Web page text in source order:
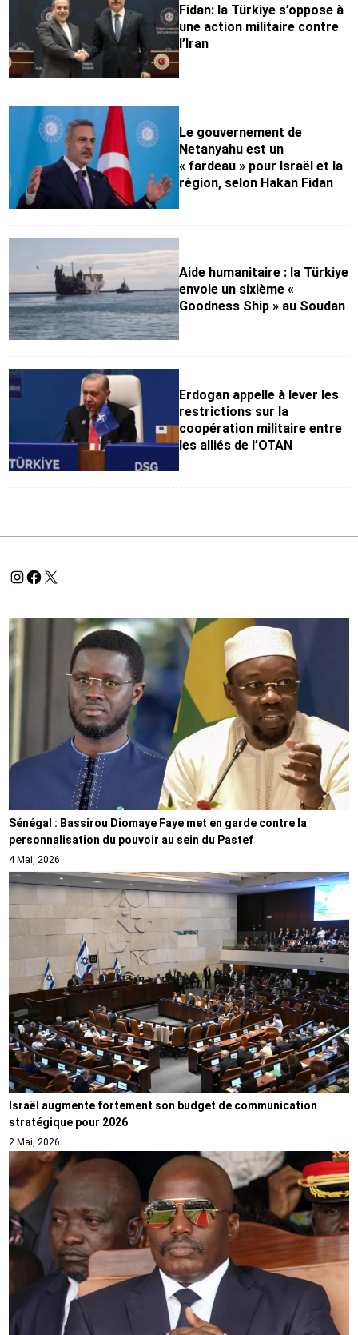
Fidan: la Türkiye s’oppose à
une action militaire contre
l’Iran
Le gouvernement de
Netanyahu est un
« fardeau » pour Israël et la
région, selon Hakan Fidan
Aide humanitaire : la Türkiye
envoie un sixième «
Goodness Ship » au Soudan
Erdogan appelle à lever les
restrictions sur la
coopération militaire entre
les alliés de l’OTAN
Sénégal : Bassirou Diomaye Faye met en garde contre la
personnalisation du pouvoir au sein du Pastef
4 Mai, 2026
Israël augmente fortement son budget de communication
stratégique pour 2026
2 Mai, 2026